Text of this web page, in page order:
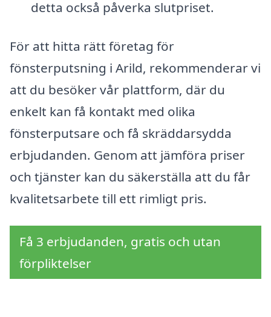
detta också påverka slutpriset.
För att hitta rätt företag för
fönsterputsning i Arild, rekommenderar vi
att du besöker vår plattform, där du
enkelt kan få kontakt med olika
fönsterputsare och få skräddarsydda
erbjudanden. Genom att jämföra priser
och tjänster kan du säkerställa att du får
kvalitetsarbete till ett rimligt pris.
Få 3 erbjudanden, gratis och utan
förpliktelser